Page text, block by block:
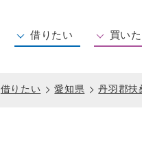
借りたい 買い
借りたい 愛知県 丹羽郡扶